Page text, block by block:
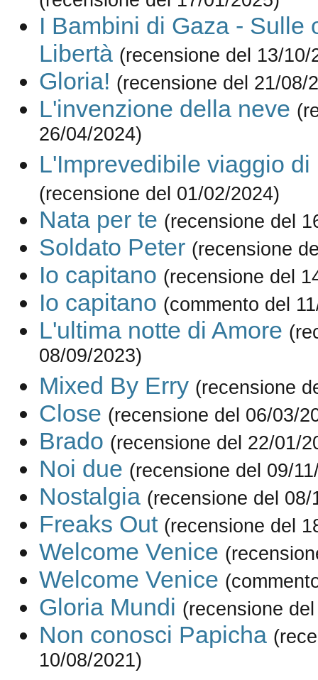
I Bambini di Gaza - Sulle
Libertà (recensione del 13/10/
Gloria! (recensione del 21/08/
L'invenzione della neve
26/04/2024)
L'Imprevedibile viaggio di
(recensione del 01/02/2024)
Nata per te (recensione del
Soldato Peter (recensione
Io capitano (recensione del
Io capitano (commento del
L'ultima notte di Amore
08/09/2023)
Mixed By Erry (recensione
Close (recensione del 06/03/
Brado (recensione del 22/01/
Noi due (recensione del 09/
Nostalgia (recensione del 08/
Freaks Out (recensione del
Welcome Venice
Welcome Venice
Gloria Mundi (recensione
Non conosci Papicha
10/08/2021)